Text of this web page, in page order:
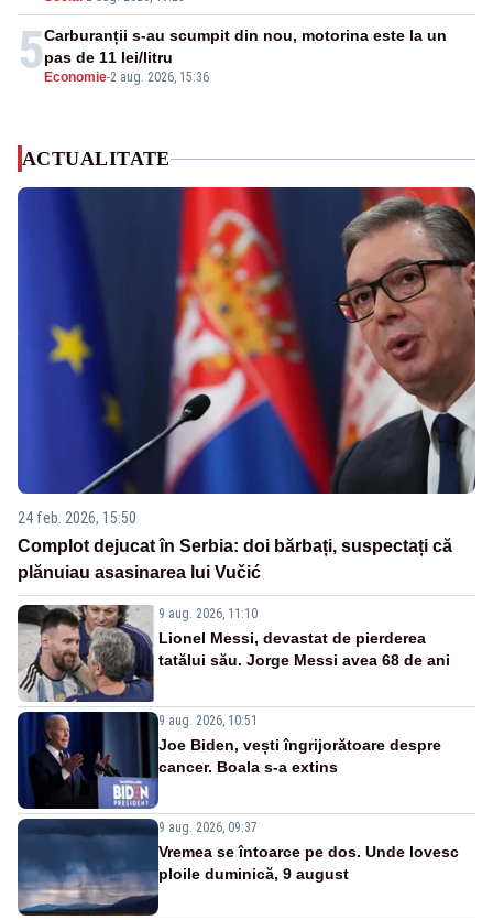
5 Economie-2 aug. 2026, 15:36
Carburanții s-au scumpit din nou, motorina este la un
pas de 11 lei/litru
ACTUALITATE
24 feb. 2026, 15:50
Complot dejucat în Serbia: doi bărbați, suspectați că
plănuiau asasinarea lui Vučić
9 aug. 2026, 11:10
Lionel Messi, devastat de pierderea
tatălui său. Jorge Messi avea 68 de ani
9 aug. 2026, 10:51
Joe Biden, vești îngrijorătoare despre
cancer. Boala s-a extins
9 aug. 2026, 09:37
Vremea se întoarce pe dos. Unde lovesc
ploile duminică, 9 august